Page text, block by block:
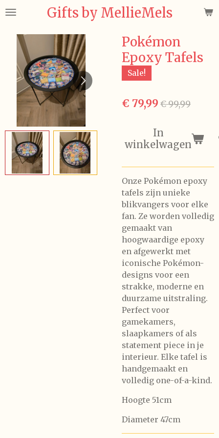
Ga
naar
hoofdinhoud
Gifts by MellieMels
Pokémon
Epoxy Tafels
Sale!
€ 79,99 € 99,99
In
winkelwagen
Onze Pokémon epoxy
tafels zijn unieke
blikvangers voor elke
fan. Ze worden volledig
gemaakt van
hoogwaardige epoxy
en afgewerkt met
iconische Pokémon-
designs voor een
strakke, moderne en
duurzame uitstraling.
Perfect voor
gamekamers,
slaapkamers of als
statement piece in je
interieur. Elke tafel is
handgemaakt en
volledig one-of-a-kind.
Hoogte 51cm
Diameter 47cm